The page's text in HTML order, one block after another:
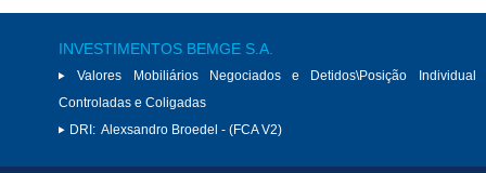
INVESTIMENTOS BEMGE S.A.
Valores Mobiliários Negociados e Detidos\Posição
Controladas e Coligadas
DRI: Alexsandro Broedel - (FCA V2)